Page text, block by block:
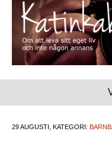
29 AUGUSTI, KATEGORI: